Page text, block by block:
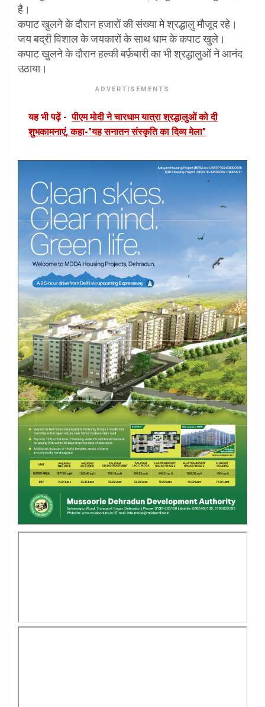
है।
कपाट खुलने के दौरान हजारों की संख्या मे श्रद्धालु मौजूद रहे।
जय बद्री विशाल के जयकारों के साथ धाम के कपाट खुले।
कपाट खुलने के दौरान हल्की बर्फ़बारी का भी श्रद्धालुओं ने आनंद
उठाया।
ADVERTISEMENTS
यह भी पढ़ें - पीएम मोदी ने चारधाम यात्रा श्रद्धालुओं को दी
शुभकामनाएं, कहा-"यह सनातन संस्कृति का दिव्य मेला"